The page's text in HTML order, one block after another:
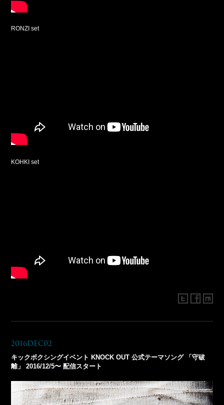
RONZI set
KOHKI set
2016Dec02
キックボクシングイベント KNOCK OUT 公式テーマソング 「守破
離」 2016/12/5〜 配信スタート